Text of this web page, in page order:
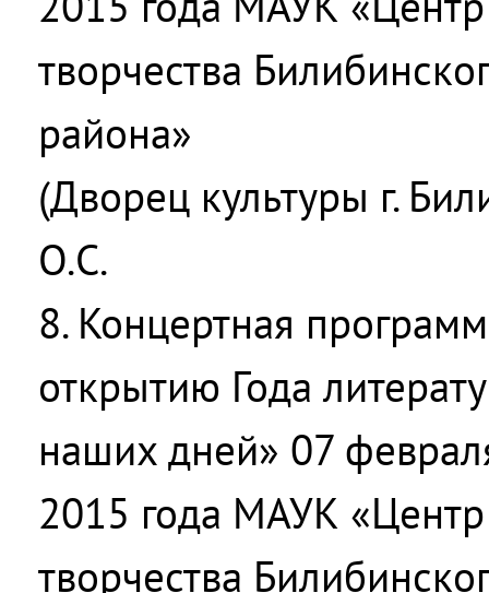
творчества
района»
(Дворец культуры г.
О.С.
8. Концертная
открытию Года
наших дней» 07
2015 года МАУК
творчества